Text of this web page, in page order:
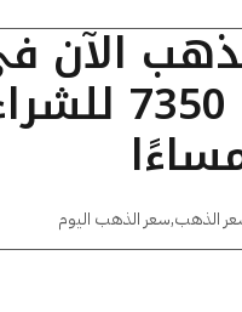
عيار 24 يسجل
الذهب,سعر الذهب اليوم